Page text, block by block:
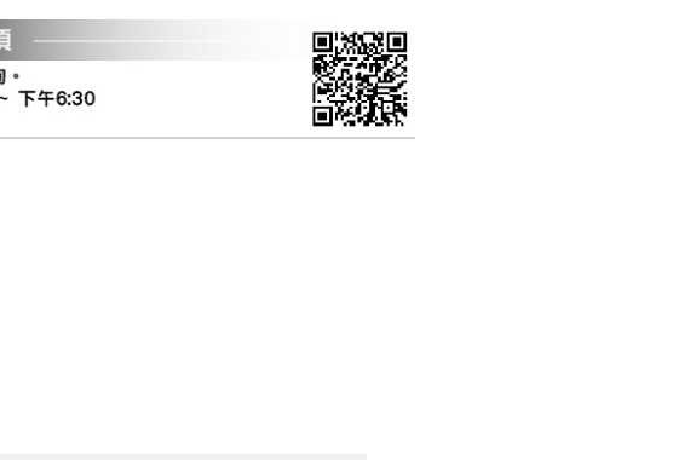
搬運過於困難等因素，導致無法順利配送，
掛方式吊運，費用將由買方自行支付。
間送達，司機當天到貨前皆會再與您通知，
之安全，本司得視狀況延後或停止運送服
限，恕無法送至指定樓面。
題於鑑賞期內退貨之情形，我們需酌收
務。
價格售出，且在特定時日會給予折扣，
。